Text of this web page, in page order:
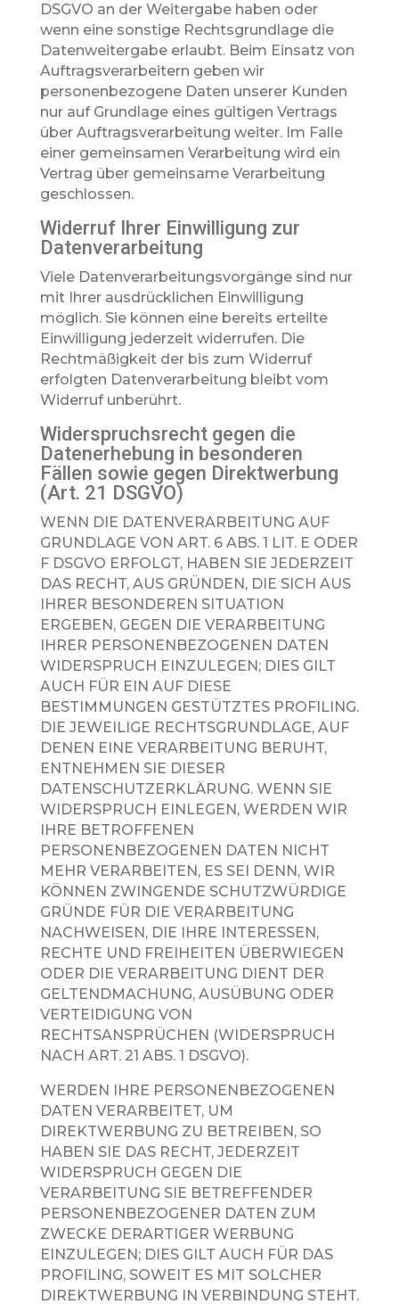
DSGVO an der Weitergabe haben oder
wenn eine sonstige Rechtsgrundlage die
Datenweitergabe erlaubt. Beim Einsatz von
Auftragsverarbeitern geben wir
personenbezogene Daten unserer Kunden
nur auf Grundlage eines gültigen Vertrags
über Auftragsverarbeitung weiter. Im Falle
einer gemeinsamen Verarbeitung wird ein
Vertrag über gemeinsame Verarbeitung
geschlossen.
Widerruf Ihrer Einwilligung zur
Datenverarbeitung
Viele Datenverarbeitungsvorgänge sind nur
mit Ihrer ausdrücklichen Einwilligung
möglich. Sie können eine bereits erteilte
Einwilligung jederzeit widerrufen. Die
Rechtmäßigkeit der bis zum Widerruf
erfolgten Datenverarbeitung bleibt vom
Widerruf unberührt.
Widerspruchsrecht gegen die
Datenerhebung in besonderen
Fällen sowie gegen Direktwerbung
(Art. 21 DSGVO)
WENN DIE DATENVERARBEITUNG AUF
GRUNDLAGE VON ART. 6 ABS. 1 LIT. E ODER
F DSGVO ERFOLGT, HABEN SIE JEDERZEIT
DAS RECHT, AUS GRÜNDEN, DIE SICH AUS
IHRER BESONDEREN SITUATION
ERGEBEN, GEGEN DIE VERARBEITUNG
IHRER PERSONENBEZOGENEN DATEN
WIDERSPRUCH EINZULEGEN; DIES GILT
AUCH FÜR EIN AUF DIESE
BESTIMMUNGEN GESTÜTZTES PROFILING.
DIE JEWEILIGE RECHTSGRUNDLAGE, AUF
DENEN EINE VERARBEITUNG BERUHT,
ENTNEHMEN SIE DIESER
DATENSCHUTZERKLÄRUNG. WENN SIE
WIDERSPRUCH EINLEGEN, WERDEN WIR
IHRE BETROFFENEN
PERSONENBEZOGENEN DATEN NICHT
MEHR VERARBEITEN, ES SEI DENN, WIR
KÖNNEN ZWINGENDE SCHUTZWÜRDIGE
GRÜNDE FÜR DIE VERARBEITUNG
NACHWEISEN, DIE IHRE INTERESSEN,
RECHTE UND FREIHEITEN ÜBERWIEGEN
ODER DIE VERARBEITUNG DIENT DER
GELTENDMACHUNG, AUSÜBUNG ODER
VERTEIDIGUNG VON
RECHTSANSPRÜCHEN (WIDERSPRUCH
NACH ART. 21 ABS. 1 DSGVO).
WERDEN IHRE PERSONENBEZOGENEN
DATEN VERARBEITET, UM
DIREKTWERBUNG ZU BETREIBEN, SO
HABEN SIE DAS RECHT, JEDERZEIT
WIDERSPRUCH GEGEN DIE
VERARBEITUNG SIE BETREFFENDER
PERSONENBEZOGENER DATEN ZUM
ZWECKE DERARTIGER WERBUNG
EINZULEGEN; DIES GILT AUCH FÜR DAS
PROFILING, SOWEIT ES MIT SOLCHER
DIREKTWERBUNG IN VERBINDUNG STEHT.